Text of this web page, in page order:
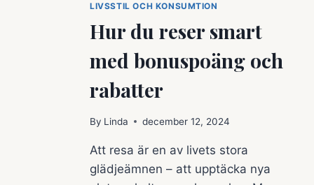
LIVSSTIL OCH KONSUMTION
Hur du reser smart
med bonuspoäng och
rabatter
By Linda december 12, 2024
Att resa är en av livets stora
glädjeämnen – att upptäcka nya